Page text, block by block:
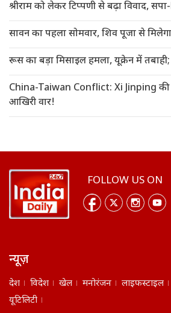
श्रीराम को लेकर टिप्पणी से बढ़ा विवाद,
सावन का पहला सोमवार, शिव पूजा से
रूस का बड़ा मिसाइल हमला, यूक्रेन में
China-Taiwan Conflict: Xi Jinping की
आखिरी वार!
FOLLOW US ON
न्यूज़
देश विदेश खेल मनोरंजन लाइफस्टाइल
यूटिलिटी